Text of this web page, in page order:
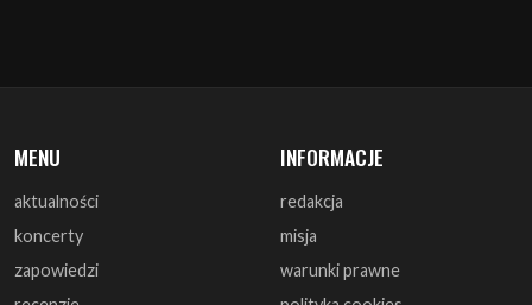
MENU
aktualności
koncerty
zapowiedzi
INFORMACJE
redakcja
misja
warunki prawne